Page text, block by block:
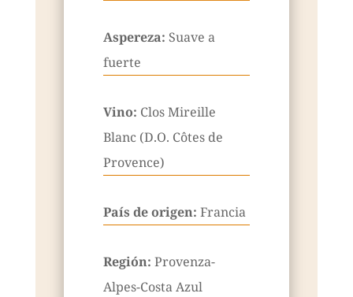
Aspereza: Suave a
fuerte
Vino: Clos Mireille
Blanc (D.O. Côtes de
Provence)
País de origen: Francia
Región: Provenza-
Alpes-Costa Azul